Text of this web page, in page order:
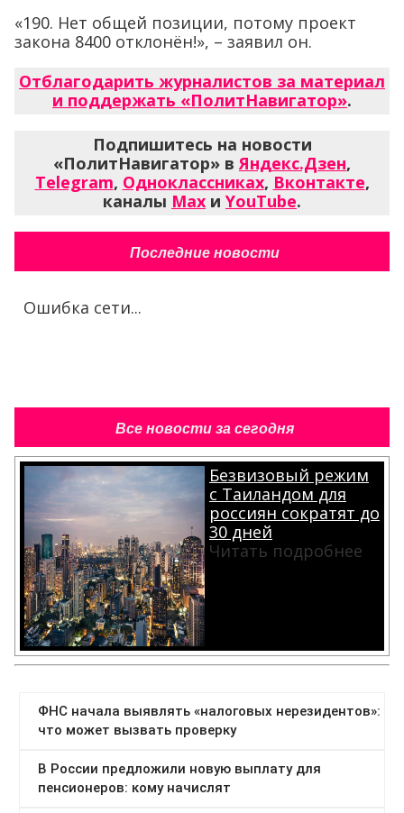
«190. Нет общей позиции, потому проект
закона 8400 отклонён!», – заявил он.
Отблагодарить журналистов за материал
и поддержать «ПолитНавигатор».
Подпишитесь на новости
«ПолитНавигатор» вЯндекс.Дзен,
Telegram, Одноклассниках, Вконтакте,
каналы Max и YouTube.
Последние новости
Ошибка сети...
Все новости за сегодня
Безвизовый режим
с Таиландом для
россиян сократят до
30 дней
Читать подробнее